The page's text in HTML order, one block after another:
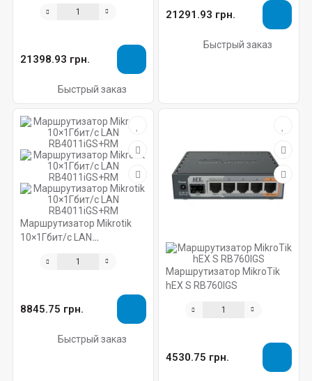
21398.93 грн.
Быстрый заказ
21291.93 грн.
Быстрый заказ
Маршрутизатор Mikrotik
10×1Гбит/с LAN
8845.75 грн.
Быстрый заказ
Маршрутизатор MikroTik
hEX S RB760IGS
4530.75 грн.